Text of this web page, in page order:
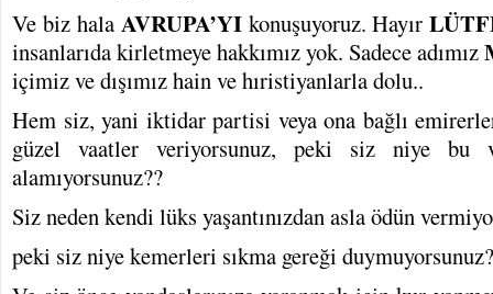
Ve biz hala AVRUPA’YIkonuşuyoruz. Hayır
insanlarıda kirletmeye hakkımız yok. Sadece adımız
içimiz ve dışımız hain ve hıristiyanlarla dolu..
Hem siz, yani iktidar partisi veya ona bağlı
güzel vaatler veriyorsunuz, peki siz niye bu
alamıyorsunuz??
Siz neden kendi lüks yaşantınızdan asla ödün
peki siz niye kemerleri sıkma gereği duymuyorsunuz?